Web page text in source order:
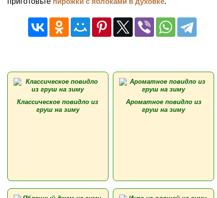
Классическое повидло из
груш на зиму
Ароматное повидло из
груш на зиму